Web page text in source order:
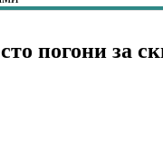
погони за